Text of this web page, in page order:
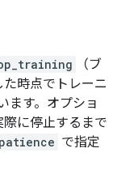
（ブ
時点でトレーニ
ます。オプショ
に停止するまで
patience で指定